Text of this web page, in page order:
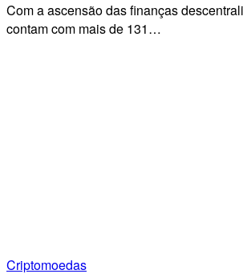
Com a ascensão das finanças
contam com mais de 131…
Criptomoedas